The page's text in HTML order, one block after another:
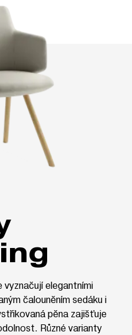
elegantními
čalouněním sedáku i
pěna zajišťuje
Různé varianty